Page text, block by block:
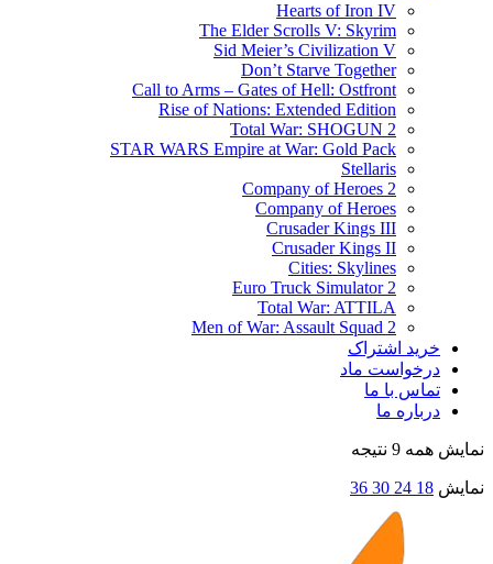
Hearts of Iron IV
The Elder Scrolls V: Skyrim
Sid Meier’s Civilization V
Don’t Starve Together
Call to Arms – Gates of Hell: Ostfront
Rise of Nations: Extended Edition
Total War: SHOGUN 2
STAR WARS Empire at War: Gold Pack
Stellaris
Company of Heroes 2
Company of Heroes
Crusader Kings III
Crusader Kings II
Cities: Skylines
Euro Truck Simulator 2
Total War: ATTILA
Men of War: Assault Squad 2
خرید اشتراک
درخواست ماد
تماس با ما
درباره ما
نمایش همه 9 نتیجه
نمایش 18
24
30
36